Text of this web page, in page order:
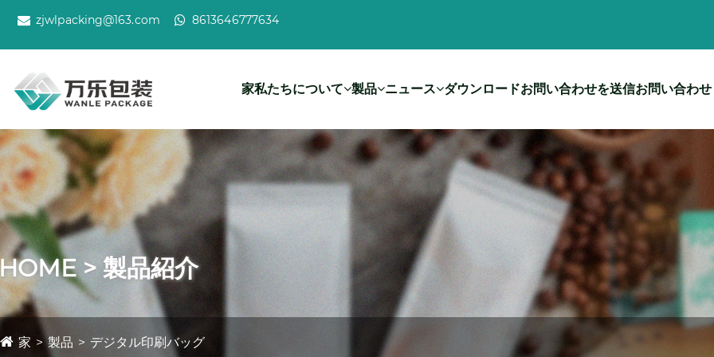
zjwlpacking@163.com 8613646777634
家私たちについて 製品 ニュース ダウンロードお問い合わせを送信お問い合わせ
> 製品紹介
家 製品 デジタル印刷バッグ